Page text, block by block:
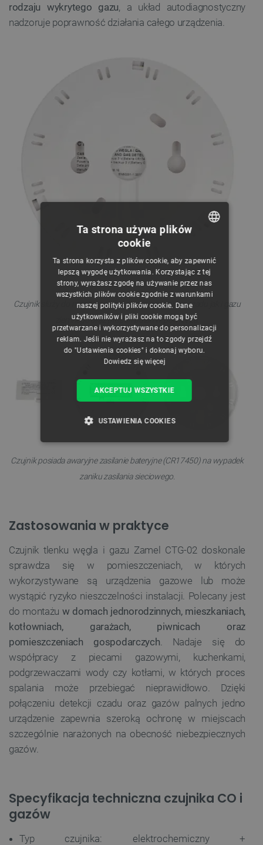
rodzaju wykrytego gazu, a układ autodiagnostyczny
nadzoruje poprawność działania całego urządzenia.
Czujnik służy do monitorowania stężenia zarówno czadu jak i gazu
ziemnego oraz propan butan w powietrzu.
Czujnik posiada awaryjne zasilanie bateryjne (CR17450) na wypadek
zaniku zasilania sieciowego.
Zastosowania w praktyce
Czujnik tlenku węgla i gazu Zamel CTG-02 doskonale
sprawdza się w pomieszczeniach, w których
wykorzystywane są urządzenia gazowe lub może
wystąpić ryzyko nieszczelności instalacji. Polecany jest
do montażu w domach jednorodzinnych, mieszkaniach,
kotłowniach, garażach, piwnicach oraz
pomieszczeniach gospodarczych . Nadaje się do
współpracy z piecami gazowymi, kuchenkami,
podgrzewaczami wody czy kotłami, w których proces
spalania może przebiegać nieprawidłowo. Dzięki
połączeniu detekcji czadu oraz gazów palnych jedno
urządzenie zapewnia szeroką ochronę w miejscach
szczególnie narażonych na obecność niebezpiecznych
gazów.
Specyfikacja techniczna czujnika CO i
gazów
Typ czujnika: elektrochemiczny +
CZECH
ENGLISH
GERMAN
Ta strona używa plików
cookie
Ta strona korzysta z plików cookie, aby zapewnić
lepszą wygodę użytkowania. Korzystając z tej
strony, wyrażasz zgodę na używanie przez nas
wszystkich plików cookie zgodnie z warunkami
naszej polityki plików cookie. Dane
użytkowników i pliki cookie mogą być
przetwarzane i wykorzystywane do personalizacji
reklam. Jeśli nie wyrażasz na to zgody przejdź
do "Ustawienia cookies" i dokonaj wyboru.
Dowiedz się więcej
AKCEPTUJ WSZYSTKIE
USTAWIENIA COOKIES
TARGETOWANIE
Niezbędne
Niezbędne pliki cookie umożliwiają korzystanie z
podstawowych funkcji strony internetowej, takich
jak logowanie użytkownika i zarządzanie kontem.
Bez niezbędnych plików cookie nie można
prawidłowo korzystać ze strony internetowej.
Nazwa
Provider /
Domena
PrestaShop-[abcdef0123456789]{32} .botland.com.pl
.botland.com.pl